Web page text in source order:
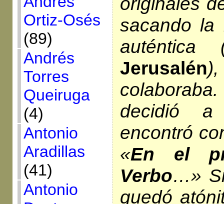
Ortiz-Osés
(89)
Andrés
Torres
Queiruga
(4)
Antonio
Aradillas
(41)
Antonio
sacando la
auténtica
Jerusalén
decidió
encontró
«En el
Verbo…»
quedó